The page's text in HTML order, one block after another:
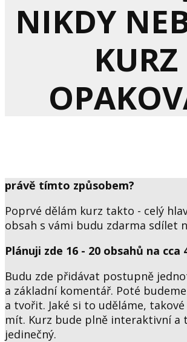
NIKDY
KURZ
právě tímto způsobem?
Poprvé dělám kurz takto - celý
obsah s vámi budu zdarma sdílet
Plánuji zde 16 - 20 obsahů na cca
Budu zde přidávat postupně
a základní komentář. Poté
a tvořit. Jaké si to uděláme,
mít. Kurz bude plně interaktivní a
jedinečný.